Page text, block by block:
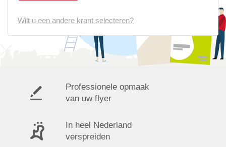
Wilt u een andere krant selecteren?
Professionele opmaak
van uw flyer
In heel Nederland
verspreiden